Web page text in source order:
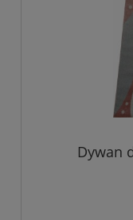
Dywan